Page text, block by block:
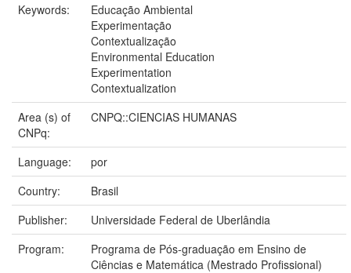
Keywords:
Educação Ambiental
Experimentação
Contextualização
Environmental Education
Experimentation
Contextualization
Area (s) of
CNPq:
CNPQ::CIENCIAS HUMANAS
Language:
por
Country:
Brasil
Publisher:
Universidade Federal de Uberlândia
Program:
Programa de Pós-graduação em Ensino de
Ciências e Matemática (Mestrado Profissional)